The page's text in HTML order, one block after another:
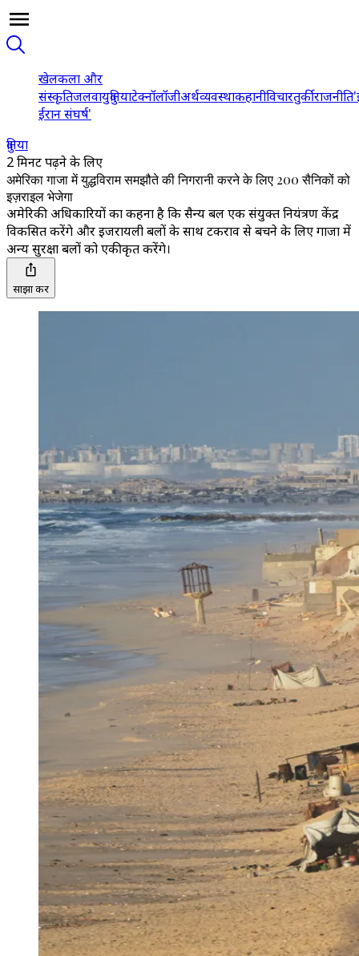
खेलकला और
संस्कृतिजलवायुदुनियाटेक्नॉलॉजीअर्थव्यवस्थाकहानीविचारतुर्कीराजनीति
ईरान संघर्ष'
दुनिया
2 मिनट पढ़ने के लिए
अमेरिका गाजा में युद्धविराम समझौते की निगरानी करने के लिए 200 सैनिकों को
इज़राइल भेजेगा
अमेरिकी अधिकारियों का कहना है कि सैन्य बल एक संयुक्त नियंत्रण केंद्र
विकसित करेंगे और इजरायली बलों के साथ टकराव से बचने के लिए गाजा में
अन्य सुरक्षा बलों को एकीकृत करेंगे।
साझा करें